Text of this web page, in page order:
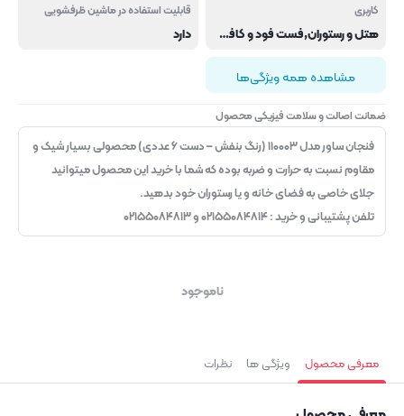
کاربری
هتل و رستوران,فست فود و کافی شاپ
قابلیت استفاده در ماشین ظرفشویی
دارد
مشاهده همه ویژگی‌ها
ضمانت اصالت و سلامت فیزیکی محصول
فنجان ساور مدل ۱۱۰۰۰۳ (رنگ بنفش – دست ۶ عددی) محصولی بسیار شیک و
مقاوم نسبت به حرارت و ضربه بوده که شما با خرید این محصول میتوانید
جلای خاصی به فضای خانه و یا رستوران خود بدهید.
تلفن پشتیبانی و خرید : ۰۲۱۵۵۰۸۴۸۱۴ و ۰۲۱۵۵۰۸۴۸۱۳
ناموجود
معرفی محصول ویژگی ها نظرات